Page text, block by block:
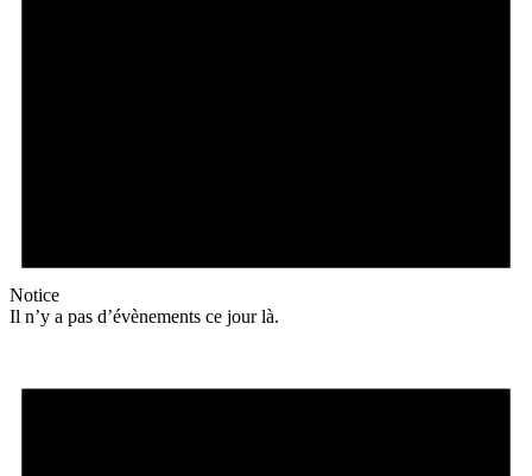
Notice
Il n’y a pas d’évènements ce jour là.